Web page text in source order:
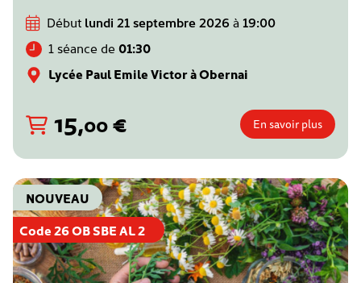
Début lundi 21 septembre 2026 à 19:00
1 séance de 01:30
Lycée Paul Emile Victor à Obernai
15,00€ En savoir plus
Code 26 OB SBE AL 2
NOUVEAU